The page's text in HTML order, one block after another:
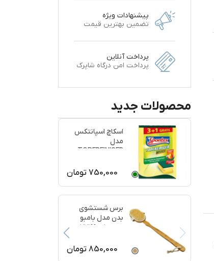
پیشنهادات ویژه
تضمین بهترین قیمت
پرداخت آنلاین
پرداخت امن درگاه شاپرک
محصولات جدید
اسکاچ اسپانتکس
مدل
TOPFREINIGER
750,000 تومان
برس شستشوی
بدن مدل بامبو
ماساژ کد 77199
850,000 تومان